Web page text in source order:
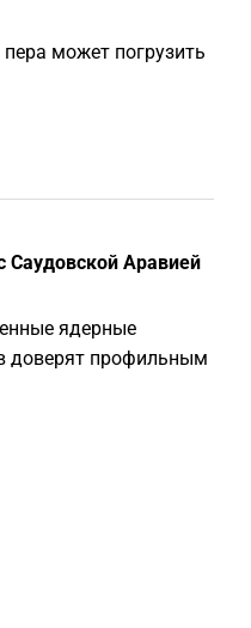
может погрузить
Саудовской Аравией
ядерные
доверят профильным